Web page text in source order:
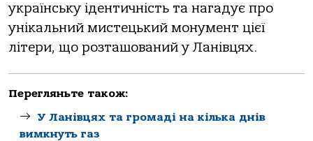
українську ідентичність та нагадує про
унікальний мистецький монумент цієї
літери, що розташований у Ланівцях.
Перегляньте також:
У Ланівцях та громаді на кілька днів
вимкнуть газ